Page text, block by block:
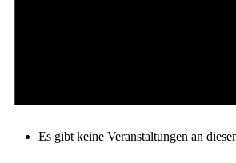
Es gibt keine Veranstaltungen an